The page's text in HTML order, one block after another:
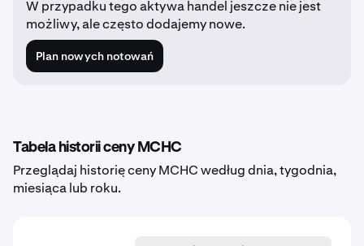
W przypadku tego aktywa handel jeszcze nie jest
możliwy, ale często dodajemy nowe.
Plan nowych notowań
Tabela historii ceny MCHC
Przeglądaj historię ceny MCHC według dnia, tygodnia,
miesiąca lub roku.